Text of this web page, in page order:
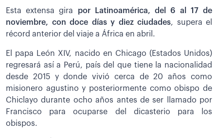
Esta extensa gira por Latinoamérica, del 6 al 17 de
noviembre, con doce días y diez ciudades, supera el
récord anterior del viaje a África en abril.
El papa León XIV, nacido en Chicago (Estados Unidos)
regresará así a Perú, país del que tiene la nacionalidad
desde 2015 y donde vivió cerca de 20 años como
misionero agustino y posteriormente como obispo de
Chiclayo durante ocho años antes de ser llamado por
Francisco para ocuparse del dicasterio para los
obispos.